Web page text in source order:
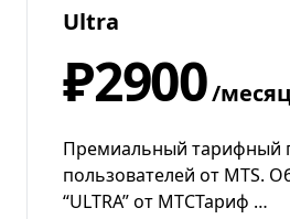
Ultra
₽2900/
Премиальный тарифный
пользователей от MTS.
“ULTRA” от МТСТариф …